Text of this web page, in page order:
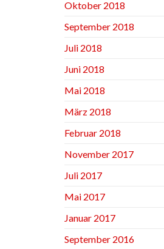
Oktober 2018
September 2018
Juli 2018
Juni 2018
Mai 2018
März 2018
Februar 2018
November 2017
Juli 2017
Mai 2017
Januar 2017
September 2016